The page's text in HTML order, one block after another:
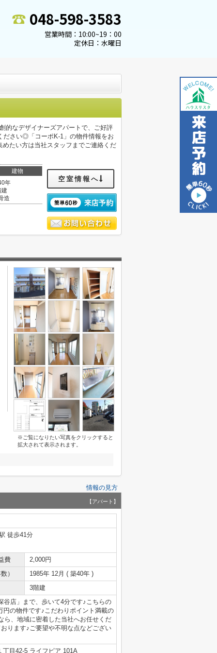
048-598-3583
営業時間：10:00~19：00
定休日：水曜日
的なデザイナーズアパートで、ご好評
ださい◎「コーポK-1」の物件情報をお
たい方は当社スタッフまでご連絡くだ
建物
年
建
造
空室情報へ
※ご覧になりたい写真をクリックすると
拡大されて表示されます。
情報の見方
【アパート】
徒歩41分
費
2,000円
）
1985年 12月 ( 築40年 )
3階建
谷店」まで、歩いて4分です♪こちらの
の物件です♪こだわりポイント満載の
ら、地域に密着した当社へお任せくだ
ります♪ご要望や不明な点などござい
丁目42-5 ライフピア 101A